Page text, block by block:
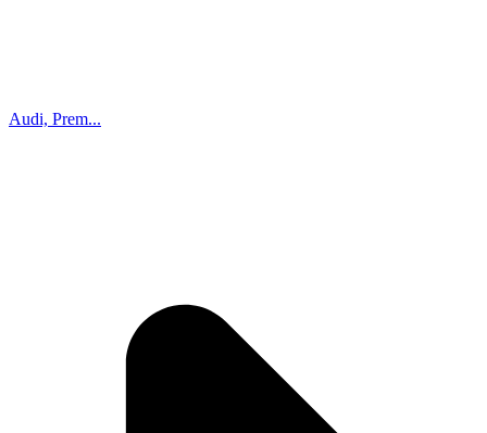
Audi, Prem...